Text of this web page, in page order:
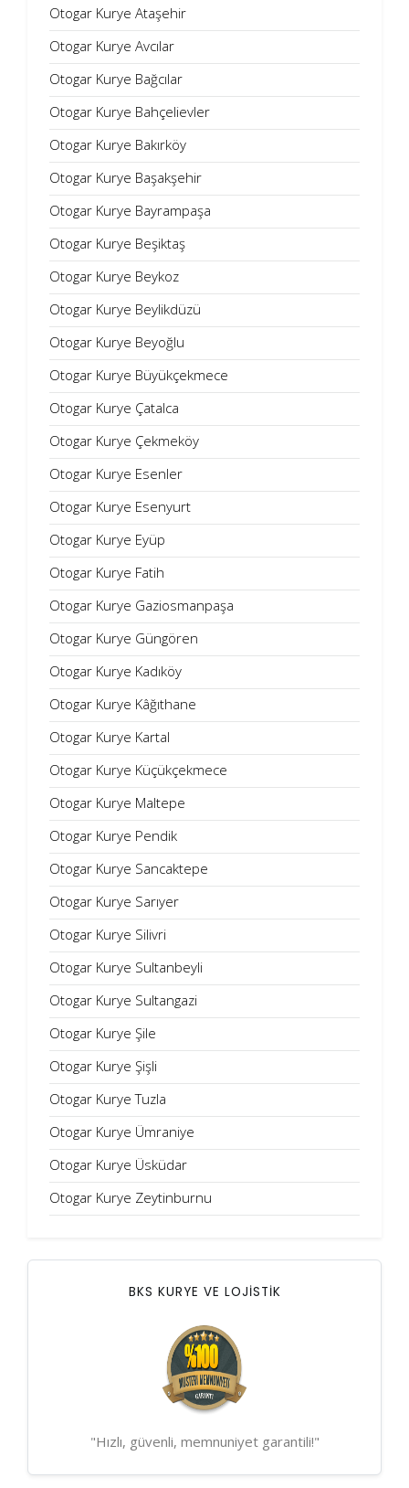
Otogar Kurye Ataşehir
Otogar Kurye Avcılar
Otogar Kurye Bağcılar
Otogar Kurye Bahçelievler
Otogar Kurye Bakırköy
Otogar Kurye Başakşehir
Otogar Kurye Bayrampaşa
Otogar Kurye Beşiktaş
Otogar Kurye Beykoz
Otogar Kurye Beylikdüzü
Otogar Kurye Beyoğlu
Otogar Kurye Büyükçekmece
Otogar Kurye Çatalca
Otogar Kurye Çekmeköy
Otogar Kurye Esenler
Otogar Kurye Esenyurt
Otogar Kurye Eyüp
Otogar Kurye Fatih
Otogar Kurye Gaziosmanpaşa
Otogar Kurye Güngören
Otogar Kurye Kadıköy
Otogar Kurye Kâğıthane
Otogar Kurye Kartal
Otogar Kurye Küçükçekmece
Otogar Kurye Maltepe
Otogar Kurye Pendik
Otogar Kurye Sancaktepe
Otogar Kurye Sarıyer
Otogar Kurye Silivri
Otogar Kurye Sultanbeyli
Otogar Kurye Sultangazi
Otogar Kurye Şile
Otogar Kurye Şişli
Otogar Kurye Tuzla
Otogar Kurye Ümraniye
Otogar Kurye Üsküdar
Otogar Kurye Zeytinburnu
BKS KURYE VE LOJİSTİK
"Hızlı, güvenli, memnuniyet garantili!"